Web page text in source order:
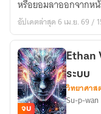
ผู้
หญิง
สุด
น่า
รัก
ซะ
งั้น!?
หรือยอมลาออกจากห
อัปเดตล่าสุด 6 เม.ย. 69 /
จบ
Ethan
ระบบ
วิทยาศาส
Su-p-wan